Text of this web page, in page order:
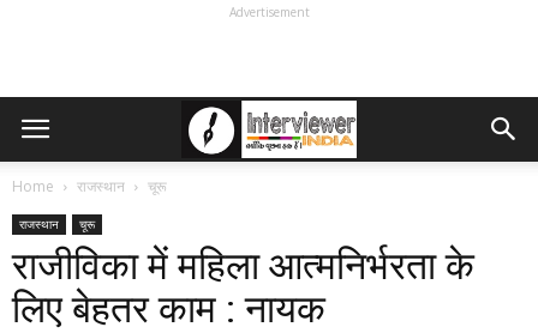
Advertisement
Home राजस्थान चूरू
राजस्थान चूरू
राजीविका में महिला आत्मनिर्भरता के
लिए बेहतर काम : नायक